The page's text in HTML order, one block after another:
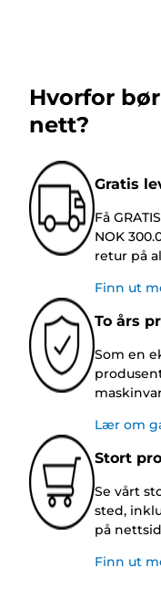
Hvorfor
nett?
Gratis
Få
NOK
retur på
Finn ut
To års
Som en
Lær om
Stort
Se vårt
sted,
på
Finn ut